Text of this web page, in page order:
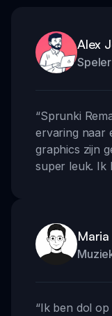
Alex
Speler
“Sprunki
ervaring naar
graphics zijn
super leuk. Ik
“Ik ben dol op